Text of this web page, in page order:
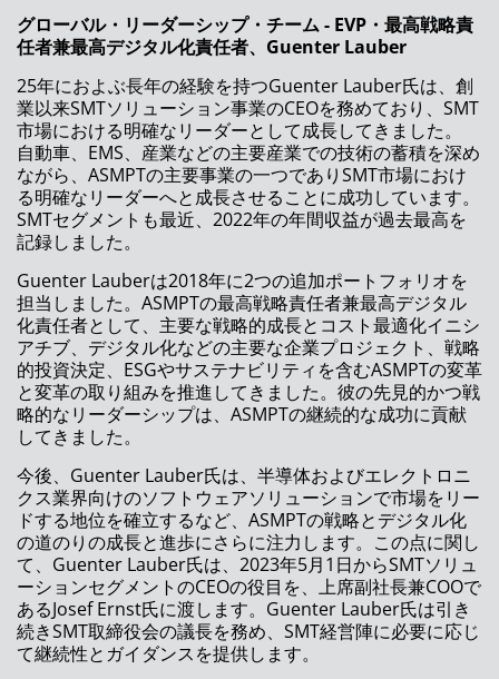
シンガポールのASMPTイノベーションセンタ
ーがバーチャルツアーを開設
インテリジェントなソフトウェアガイダンスと
作業負荷のバランス調整でオペレーターを自動
管理？ もはや夢ではありません！
リモートスマートファクトリーによりリモート
で生産ラインをサポート
NPI最優秀賞を受賞したASMオンライン学習ツ
次世代の製造現場管理ソリューション – ASM
Works
DEKの個片基板アライメントシステム
（MASS）
ASM Pacific Technology、2020年の年度決算
を発表
多品種生産に最適な柔軟性の高い実装プラット
フォーム
工場全体の機器メンテナンス管理用ソフトウェ
ア
Waldemar Christen、 ASM SMT ソリューショ
ンズのCRM 担当VPに就任
グローバル・リーダーシップ・チーム- EVP ・最高戦略責
任者兼最高デジタル化責任者、 Guenter Lauber
25年におよぶ長年の経験を持つGuenter Lauber氏は、創
業以来SMTソリューション事業のCEOを務めており、SMT
市場における明確なリーダーとして成長してきました。
自動車、EMS、産業などの主要産業での技術の蓄積を深め
ながら、ASMPTの主要事業の一つでありSMT市場におけ
る明確なリーダーへと成長させることに成功しています。
SMTセグメントも最近、2022年の年間収益が過去最高を
記録しました。
Guenter Lauberは2018年に2つの追加ポートフォリオを
担当しました。ASMPTの最高戦略責任者兼最高デジタル
化責任者として、主要な戦略的成長とコスト最適化イニシ
アチブ、デジタル化などの主要な企業プロジェクト、戦略
的投資決定、ESGやサステナビリティを含むASMPTの変革
と変革の取り組みを推進してきました。彼の先見的かつ戦
略的なリーダーシップは、ASMPTの継続的な成功に貢献
してきました。
今後、Guenter Lauber氏は、半導体およびエレクトロニ
クス業界向けのソフトウェアソリューションで市場をリー
ドする地位を確立するなど、ASMPTの戦略とデジタル化
の道のりの成長と進歩にさらに注力します。この点に関し
て、Guenter Lauber氏は、2023年5月1日からSMTソリュ
ーションセグメントのCEOの役目を、上席副社長兼COOで
あるJosef Ernst氏に渡します。Guenter Lauber氏は引き
続きSMT取締役会の議長を務め、SMT経営陣に必要に応じ
て継続性とガイダンスを提供します。